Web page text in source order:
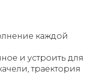
каждой
и устроить для
траектория